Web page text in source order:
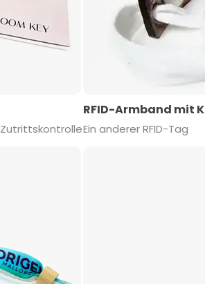
RFID-Armband mit
Ein anderer RFID-Tag